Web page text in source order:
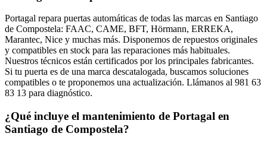
Portagal repara puertas automáticas de todas las marcas en Santiago
de Compostela: FAAC, CAME, BFT, Hörmann, ERREKA,
Marantec, Nice y muchas más. Disponemos de repuestos originales
y compatibles en stock para las reparaciones más habituales.
Nuestros técnicos están certificados por los principales fabricantes.
Si tu puerta es de una marca descatalogada, buscamos soluciones
compatibles o te proponemos una actualización. Llámanos al 981 63
83 13 para diagnóstico.
¿Qué incluye el mantenimiento de Portagal en
Santiago de Compostela?